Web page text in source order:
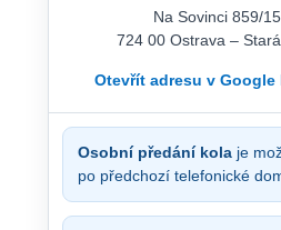
Na Sovinci 859/15
724 00 Ostrava –
Otevřít adresu v Google
Osobní předání kola je
po předchozí telefonické